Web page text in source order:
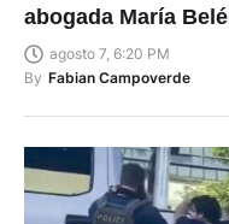
agosto 7, 6:20 PM
By Fabian Campoverde